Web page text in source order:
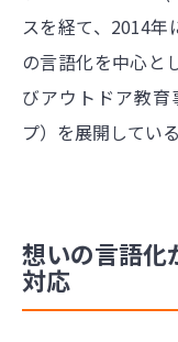
スを経て、2014
の言語化を中心と
びアウトドア教
プ）を展開している
想いの言語化
対応